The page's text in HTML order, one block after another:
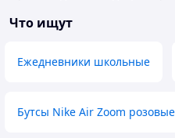
Что ищут
Ежедневники школьные
Бутсы Nike Air Zoom розовые